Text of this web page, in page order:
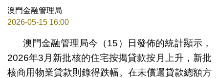
澳門金融管理局
2026-05-15 16:00
澳門金融管理局今（15）日發佈的統計顯示，
2026年3月新批核的住宅按揭貸款按月上升，新批
核商用物業貸款則錄得跌幅。在未償還貸款總額方